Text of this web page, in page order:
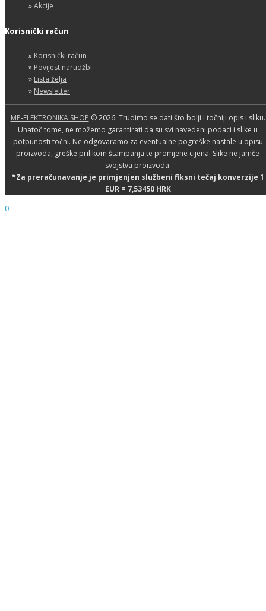
»Akcije
Korisnički račun
» Korisnički račun
» Povijest narudžbi
» Lista želja
» Newsletter
MP-ELEKTRONIKA SHOP © 2026. Trudimo se dati što bolji i točniji opis i sliku.
Unatoč tome, ne možemo garantirati da su svi navedeni podaci i slike u
potpunosti točni. Ne odgovaramo za eventualne pogreške nastale u opisu
proizvoda, greške prilikom štampanja te promjene cijena. Slike ne jamče
svojstva proizvoda.
*Za preračunavanje je primjenjen službeni fiksni tečaj konverzije 1
EUR = 7,53450 HRK
0